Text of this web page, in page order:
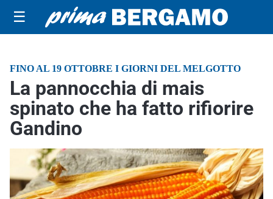
☰
FINO AL 19 OTTOBRE I GIORNI DEL MELGOTTO
La pannocchia di mais
spinato che ha fatto rifiorire
Gandino